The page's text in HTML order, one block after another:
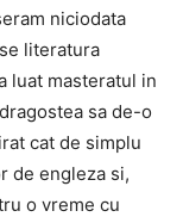
niciodata
literatura
luat masteratul in
sa de-o
cat de simplu
de engleza si,
o vreme cu